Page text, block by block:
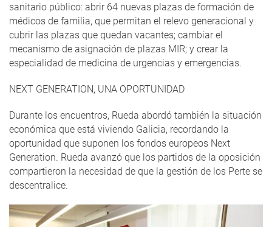
sanitario público: abrir 64 nuevas plazas de formación de
médicos de familia, que permitan el relevo generacional y
cubrir las plazas que quedan vacantes; cambiar el
mecanismo de asignación de plazas MIR; y crear la
especialidad de medicina de urgencias y emergencias.
NEXT GENERATION, UNA OPORTUNIDAD
Durante los encuentros, Rueda abordó también la situación
económica que está viviendo Galicia, recordando la
oportunidad que suponen los fondos europeos Next
Generation. Rueda avanzó que los partidos de la oposición
compartieron la necesidad de que la gestión de los Perte se
descentralice.